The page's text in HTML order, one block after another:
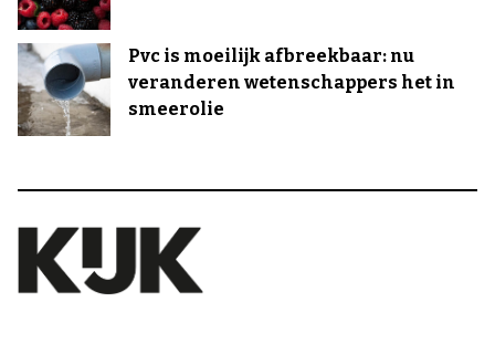
Pvc is moeilijk afbreekbaar: nu
veranderen wetenschappers het in
smeerolie